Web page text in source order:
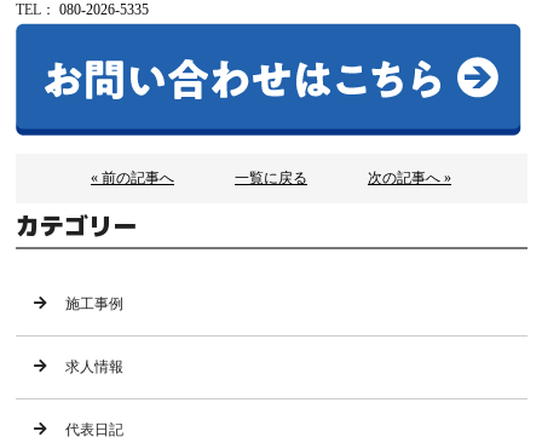
TEL： 080-2026-5335
« 前の記事へ 一覧に戻る 次の記事へ »
カテゴリー
施工事例
求人情報
代表日記